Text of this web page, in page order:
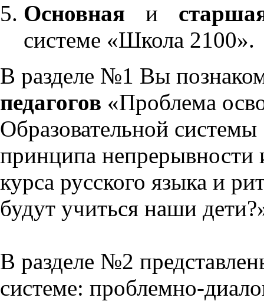
Основнаяи
системе «Школа 2100».
В разделе №1 Вы
педагогов «Проблема
Образовательной
принципа непрерывности
курса русского языка и
будут учиться наши
В разделе №2
системе: проблемно-